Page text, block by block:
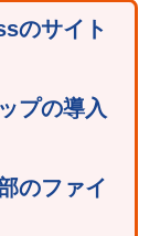
のサイト
プの導入
のファイ